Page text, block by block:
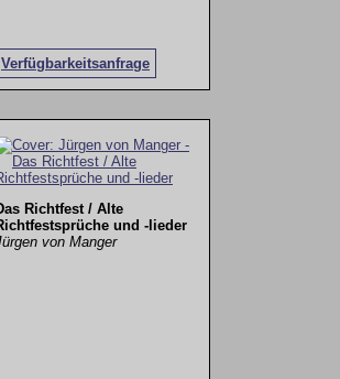
Verfügbarkeitsanfrage
Richtfest / Alte
und -lieder
von Manger